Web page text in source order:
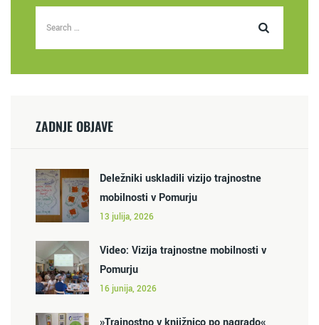
ZADNJE OBJAVE
Deležniki uskladili vizijo trajnostne
mobilnosti v Pomurju
13 julija, 2026
Video: Vizija trajnostne mobilnosti v
Pomurju
16 junija, 2026